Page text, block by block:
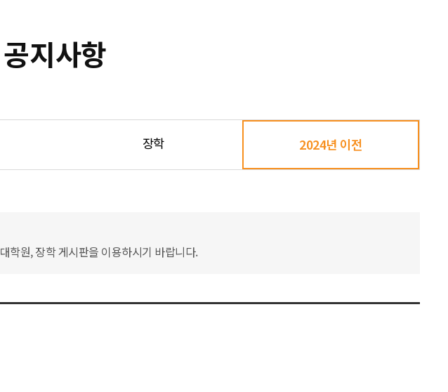
지사항
장학 2024년 이전
학원, 장학 게시판을 이용하시기 바랍니다.